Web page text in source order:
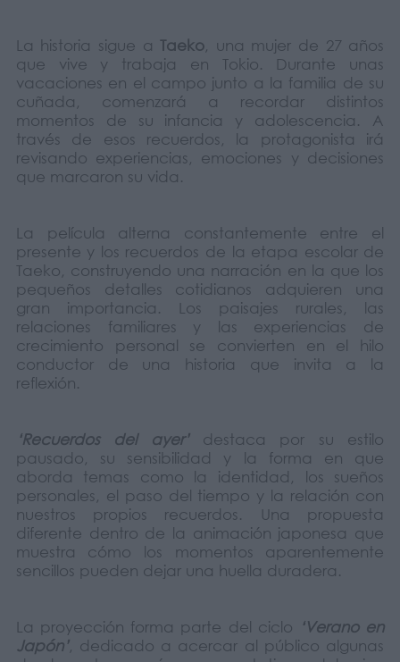
La historia sigue a Taeko, una mujer de 27 años
que vive y trabaja en Tokio. Durante unas
vacaciones en el campo junto a la familia de su
cuñada, comenzará a recordar distintos
momentos de su infancia y adolescencia. A
través de esos recuerdos, la protagonista irá
revisando experiencias, emociones y decisiones
que marcaron su vida.
La película alterna constantemente entre el
presente y los recuerdos de la etapa escolar de
Taeko, construyendo una narración en la que los
pequeños detalles cotidianos adquieren una
gran importancia. Los paisajes rurales, las
relaciones familiares y las experiencias de
crecimiento personal se convierten en el hilo
conductor de una historia que invita a la
reflexión.
‘Recuerdos del ayer’destaca por su estilo
pausado, su sensibilidad y la forma en que
aborda temas como la identidad, los sueños
personales, el paso del tiempo y la relación con
nuestros propios recuerdos. Una propuesta
diferente dentro de la animación japonesa que
muestra cómo los momentos aparentemente
sencillos pueden dejar una huella duradera.
La proyección forma parte del ciclo
‘Verano en
Japón’, dedicado a acercar al público algunas